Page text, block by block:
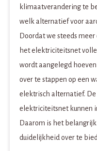
klimaatverandering te
welk alternatief voor
Doordat we steeds
het elektriciteitsnet
wordt aangelegd
over te stappen op een
elektrisch alternatief.
elektriciteitsnet kunnen
Daarom is het
duidelijkheid over te